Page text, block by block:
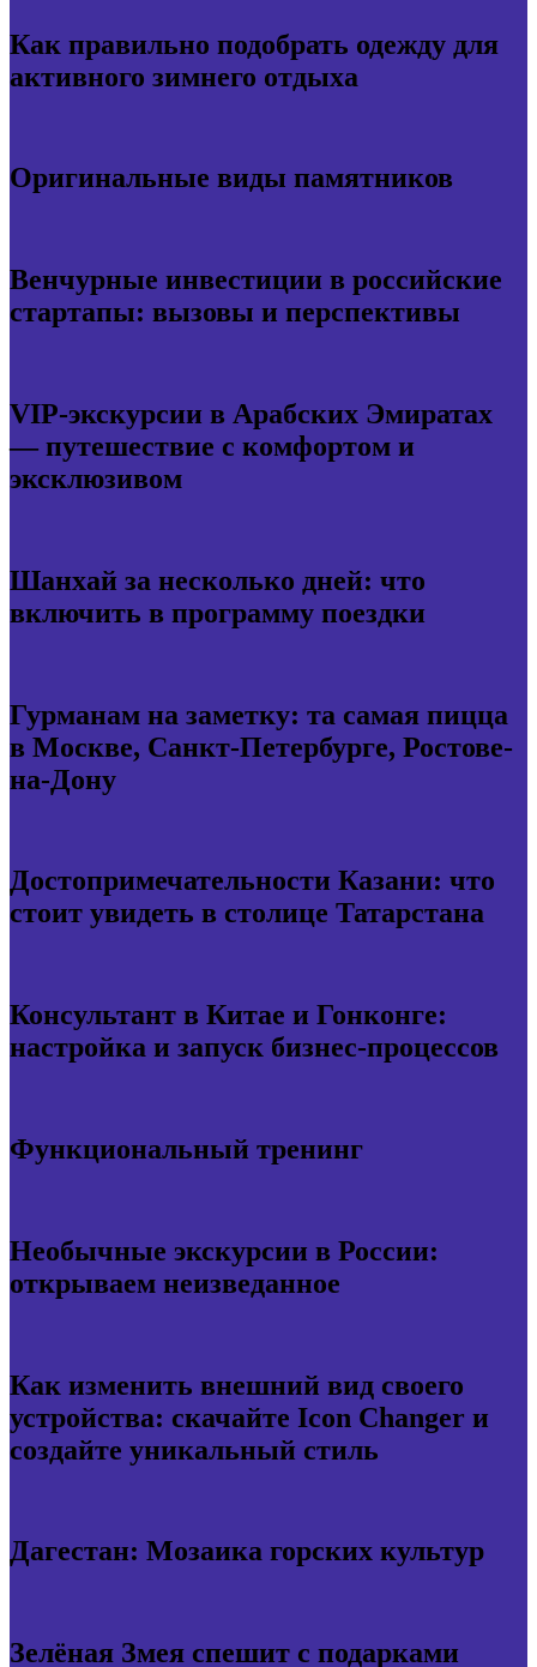
Как правильно подобрать одежду для
активного зимнего отдыха
Оригинальные виды памятников
Венчурные инвестиции в российские
стартапы: вызовы и перспективы
VIP-экскурсии в Арабских Эмиратах
— путешествие с комфортом и
эксклюзивом
Шанхай за несколько дней: что
включить в программу поездки
Гурманам на заметку: та самая пицца
в Москве, Санкт-Петербурге, Ростове-
на-Дону
Достопримечательности Казани: что
стоит увидеть в столице Татарстана
Консультант в Китае и Гонконге:
настройка и запуск бизнес-процессов
Функциональный тренинг
Необычные экскурсии в России:
открываем неизведанное
Как изменить внешний вид своего
устройства: скачайте Icon Changer и
создайте уникальный стиль
Дагестан: Мозаика горских культур
Зелёная Змея спешит с подарками